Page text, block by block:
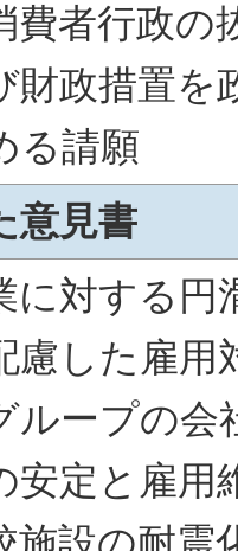
費者行政
財政措置を
る請願
意見書
に対する円
慮した雇用
ループの会
安定と雇用